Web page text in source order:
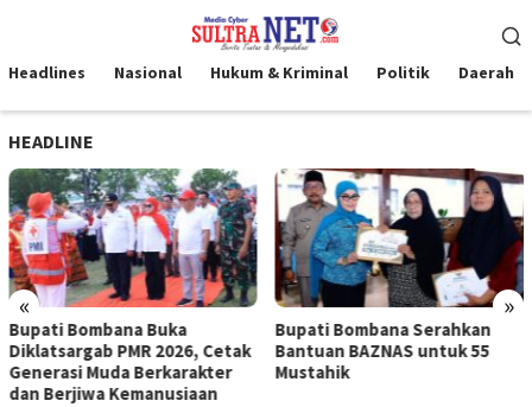
kontenMobile
Headlines Nasional Hukum & Kriminal Politik Daerah
HEADLINE
« »
Bupati Bombana Buka
Diklatsargab PMR 2026, Cetak
Generasi Muda Berkarakter
dan Berjiwa Kemanusiaan
Bupati Bombana Serahkan
Bantuan BAZNAS untuk 55
Mustahik